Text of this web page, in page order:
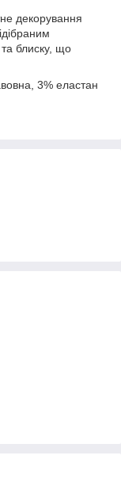
декорування
блиску, що
3% еластан